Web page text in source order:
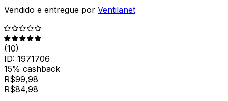
Vendido e entregue por Ventilanet
(10)
ID: 1971706
15% cashback
R$99,98
R$84,98